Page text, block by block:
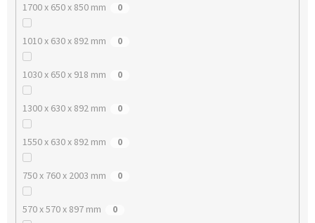
1700 x 650 x 850 mm 0
1010 x 630 x 892 mm 0
1030 x 650 x 918 mm 0
1300 x 630 x 892 mm 0
1550 x 630 x 892 mm 0
750 x 760 x 2003 mm 0
570 x 570 x 897 mm 0